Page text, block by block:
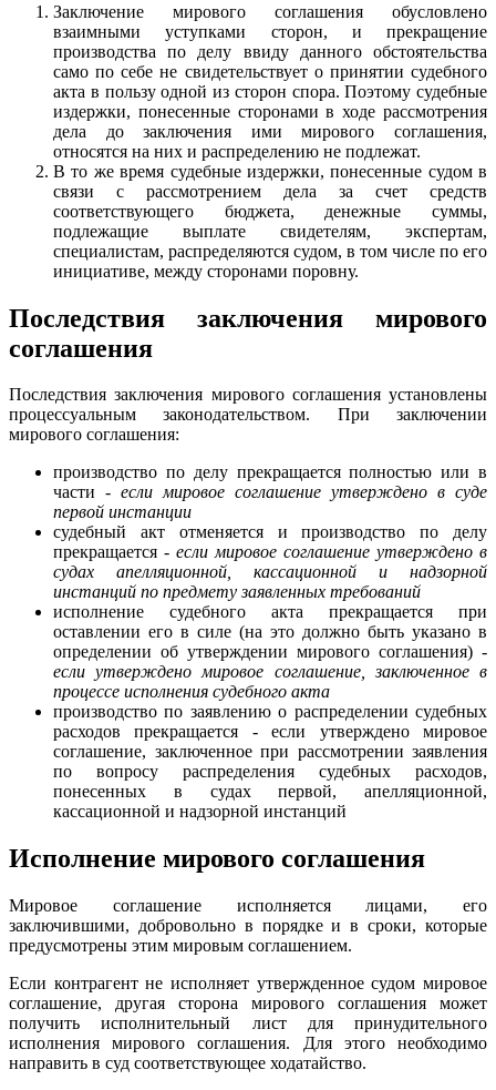
Заключение мирового соглашения обусловлено
взаимными уступками сторон, и прекращение
производства по делу ввиду данного обстоятельства
само по себе не свидетельствует о принятии судебного
акта в пользу одной из сторон спора. Поэтому судебные
издержки, понесенные сторонами в ходе рассмотрения
дела до заключения ими мирового соглашения,
относятся на них и распределению не подлежат.
В то же время судебные издержки, понесенные судом в
связи с рассмотрением дела за счет средств
соответствующего бюджета, денежные суммы,
подлежащие выплате свидетелям, экспертам,
специалистам, распределяются судом, в том числе по его
инициативе, между сторонами поровну.
Последствия заключения мирового
соглашения
Последствия заключения мирового соглашения установлены
процессуальным законодательством. При заключении
мирового соглашения:
производство по делу прекращается полностью или в
части - если мировое соглашение утверждено в суде
первой инстанции
судебный акт отменяется и производство по делу
прекращается - если мировое соглашение утверждено в
судах апелляционной, кассационной и надзорной
инстанций по предмету заявленных требований
исполнение судебного акта прекращается при
оставлении его в силе (на это должно быть указано в
определении об утверждении мирового соглашения) -
если утверждено мировое соглашение, заключенное в
процессе исполнения судебного акта
производство по заявлению о распределении судебных
расходов прекращается - если утверждено мировое
соглашение, заключенное при рассмотрении заявления
по вопросу распределения судебных расходов,
понесенных в судах первой, апелляционной,
кассационной и надзорной инстанций
Исполнение мирового соглашения
Мировое соглашение исполняется лицами, его
заключившими, добровольно в порядке и в сроки, которые
предусмотрены этим мировым соглашением.
Если контрагент не исполняет утвержденное судом мировое
соглашение, другая сторона мирового соглашения может
получить исполнительный лист для принудительного
исполнения мирового соглашения. Для этого необходимо
направить в суд соответствующее ходатайство.